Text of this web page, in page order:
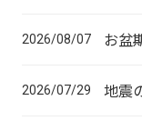
2026/08/07 お盆
2026/07/29 地震